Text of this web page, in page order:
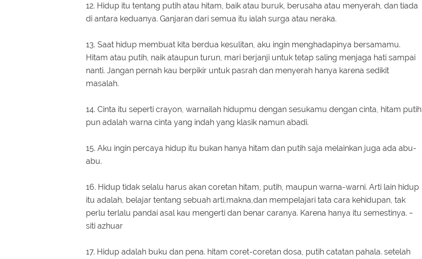
12. Hidup itu tentang putih atau hitam, baik atau buruk, berusaha atau menyerah, dan tiada
di antara keduanya. Ganjaran dari semua itu ialah surga atau neraka.
13. Saat hidup membuat kita berdua kesulitan, aku ingin menghadapinya bersamamu.
Hitam atau putih, naik ataupun turun, mari berjanji untuk tetap saling menjaga hati sampai
nanti. Jangan pernah kau berpikir untuk pasrah dan menyerah hanya karena sedikit
masalah.
14. Cinta itu seperti crayon, warnailah hidupmu dengan sesukamu dengan cinta, hitam putih
pun adalah warna cinta yang indah yang klasik namun abadi.
15. Aku ingin percaya hidup itu bukan hanya hitam dan putih saja melainkan juga ada abu-
abu.
16. Hidup tidak selalu harus akan coretan hitam, putih, maupun warna-warni. Arti lain hidup
itu adalah, belajar tentang sebuah arti,makna,dan mempelajari tata cara kehidupan, tak
perlu terlalu pandai asal kau mengerti dan benar caranya. Karena hanya itu semestinya. ~
siti azhuar
17. Hidup adalah buku dan pena. hitam coret-coretan dosa, putih catatan pahala. setelah